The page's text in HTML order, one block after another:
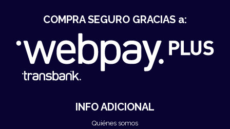
INFO ADICIONAL
Quiénes somos
COMPRA SEGURO GRACIAS a: